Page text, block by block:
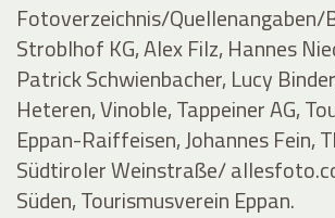
Fotoverzeichnis/Quellenangaben/
Stroblhof KG, Alex Filz, Hannes
Patrick Schwienbacher, Lucy
Heteren, Vinoble, Tappeiner AG,
Eppan-Raiffeisen, Johannes Fein,
Südtiroler Weinstraße/
Süden, Tourismusverein Eppan.